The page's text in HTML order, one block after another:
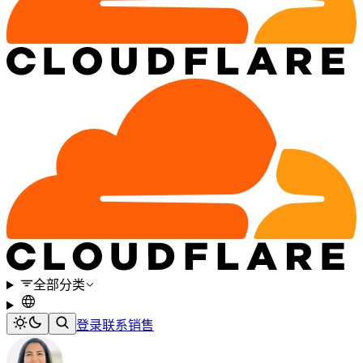
全部分类
登录联系销售